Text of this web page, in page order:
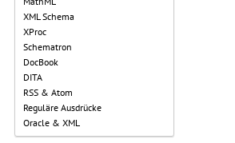
XML Schema
XProc
Schematron
DocBook
DITA
RSS & Atom
Reguläre Ausdrücke
Oracle & XML